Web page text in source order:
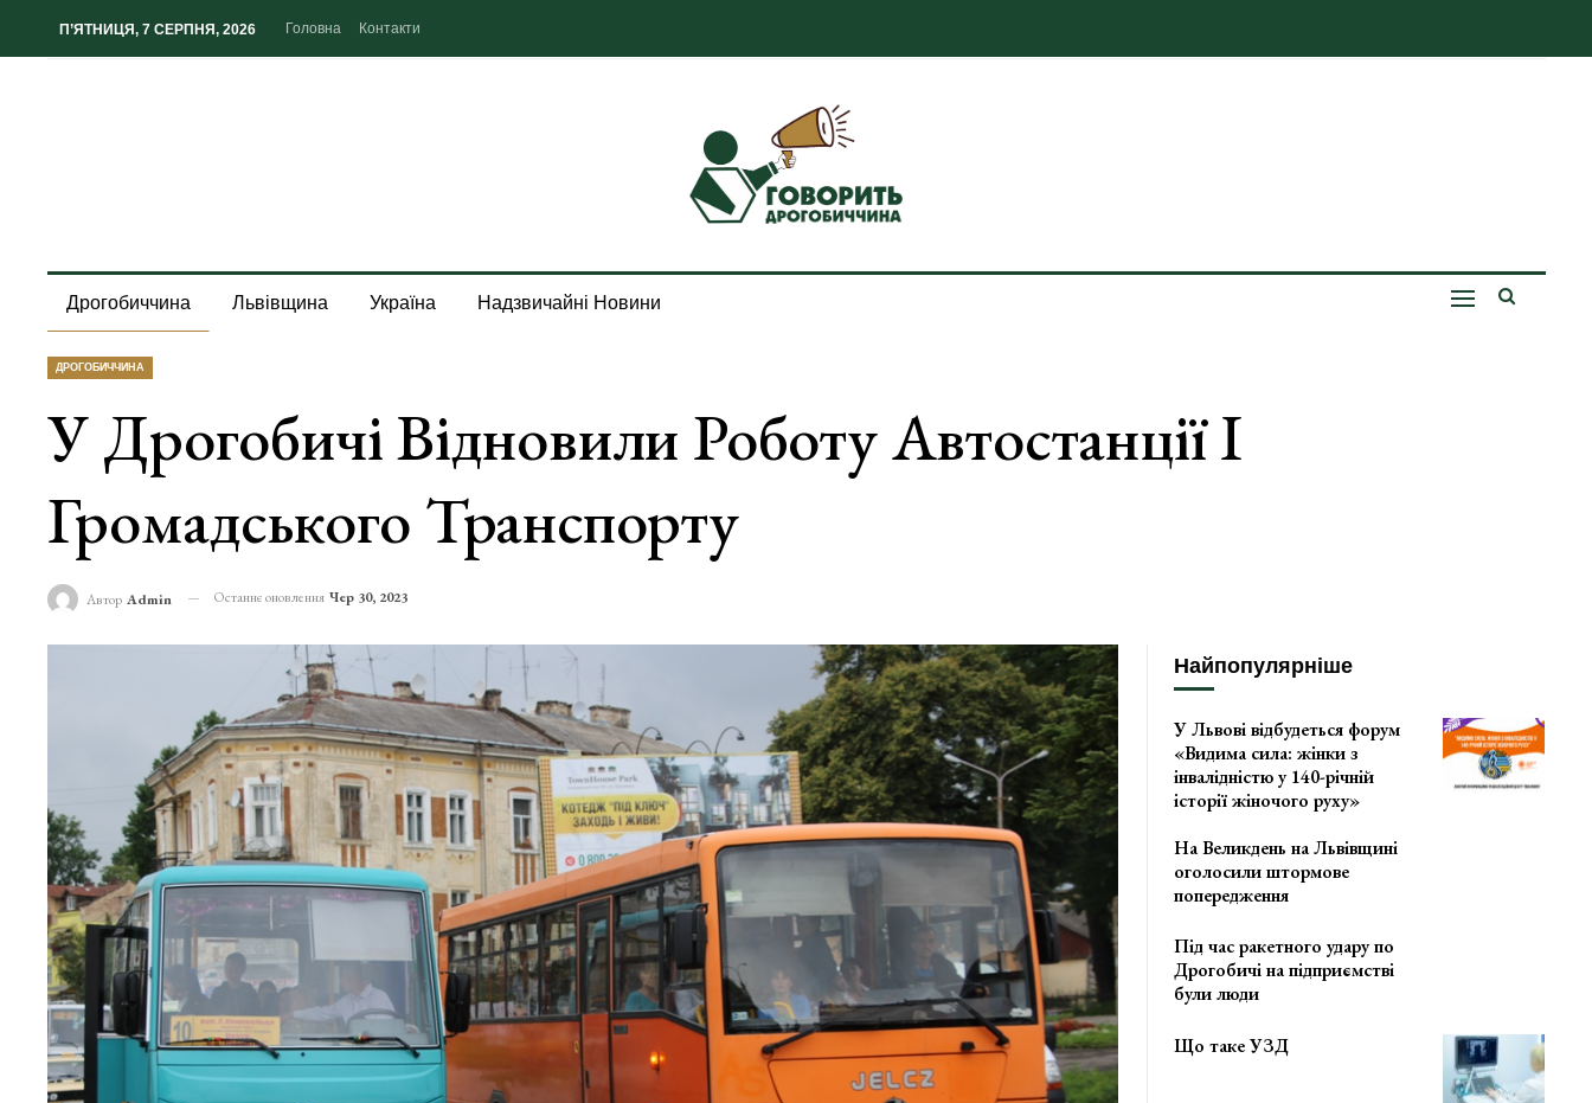
П’ЯТНИЦЯ, 7 СЕРПНЯ, 2026 Головна Контакти
Дрогобиччина Львівщина Україна Надзвичайні Новини
ДРОГОБИЧЧИНА
У Дрогобичі Відновили Роботу Автостанції І
Громадського Транспорту
Автор Admin Останнє оновлення Чер 30, 2023
Найпопулярніше
У Львові відбудеться форум
«Видима сила: жінки з
інвалідністю у 140-річній
історії жіночого руху»
На Великдень на Львівщині
оголосили штормове
попередження
Під час ракетного удару по
Дрогобичі на підприємстві
були люди
Що таке УЗД